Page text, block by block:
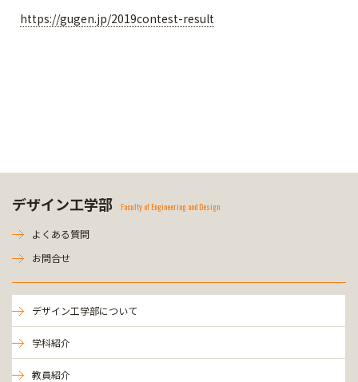
https://gugen.jp/2019contest-result
デザイン工学部 Faculty of Engineering and Design
よくある質問
お問合せ
デザイン工学部について
学科紹介
教員紹介